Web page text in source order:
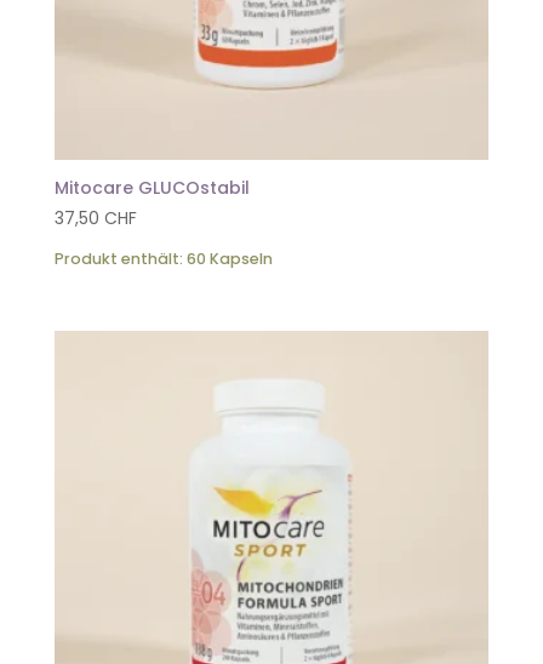
Mitocare GLUCOstabil
37,50 CHF
Produkt enthält: 60 Kapseln